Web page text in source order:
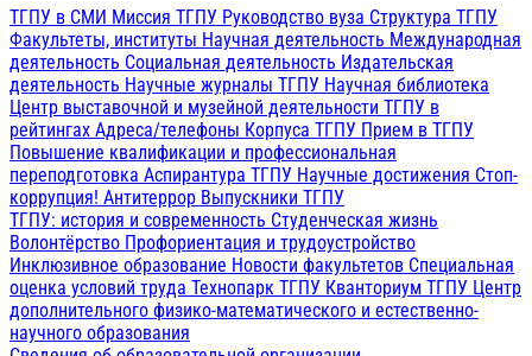
ТГПУ в СМИ Миссия ТГПУ Руководство вуза Структура ТГПУ
Факультеты, институты Научная деятельность Международная
деятельность Социальная деятельность Издательская
деятельность Научные журналы ТГПУ Научная библиотека
Центр выставочной и музейной деятельности ТГПУ в
рейтингах Адреса/телефоны Корпуса ТГПУ Прием в ТГПУ
Повышение квалификации и профессиональная
переподготовка Аспирантура ТГПУ Научные достижения Стоп-
коррупция! Антитеррор Выпускники ТГПУ
ТГПУ: история и современность Студенческая жизнь
Волонтёрство Профориентация и трудоустройство
Инклюзивное образование Новости факультетов Специальная
оценка условий труда Технопарк ТГПУ Кванториум ТГПУ Центр
дополнительного физико-математического и естественно-
научного образования